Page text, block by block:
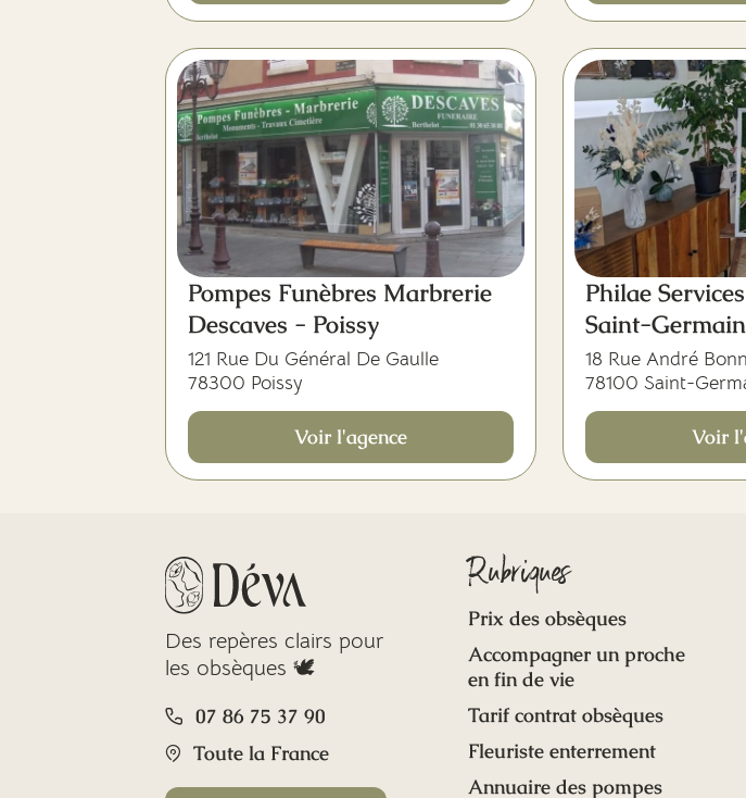
Pompes Funèbres Marbrerie
Descaves - Poissy
121 Rue Du Général De Gaulle
78300 Poissy
Voir l'agence
Philae
Saint-
18 Rue André
78100 Saint-
Voir
Des repères clairs pour
les obsèques 🕊️
07 86 75 37 90
Toute la France
Rubriques
Prix des obsèques
Accompagner un proche
en fin de vie
Tarif contrat obsèques
Fleuriste enterrement
Annuaire des pompes